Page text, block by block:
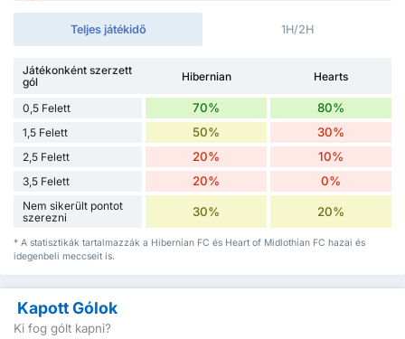
Teljes játékidő 1H/2H
Játékonként szerzett
gól
Hibernian Hearts
0,5 Felett 70% 80%
1,5 Felett 50% 30%
2,5 Felett 20% 10%
3,5 Felett 20% 0%
Nem sikerült pontot
szerezni
30% 20%
* A statisztikák tartalmazzák a Hibernian FC és Heart of Midlothian FC hazai és
idegenbeli meccseit is.
Kapott Gólok
Ki fog gólt kapni?